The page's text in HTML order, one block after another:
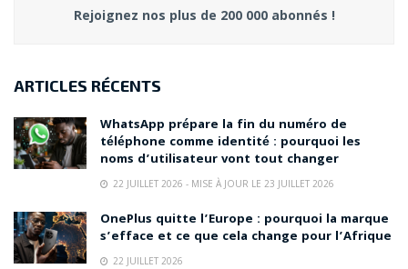
Rejoignez nos plus de 200 000 abonnés !
ARTICLES RÉCENTS
WhatsApp prépare la fin du numéro de
téléphone comme identité : pourquoi les
noms d’utilisateur vont tout changer
22 JUILLET 2026 - MISE À JOUR LE 23 JUILLET 2026
OnePlus quitte l’Europe : pourquoi la marque
s’efface et ce que cela change pour l’Afrique
22 JUILLET 2026